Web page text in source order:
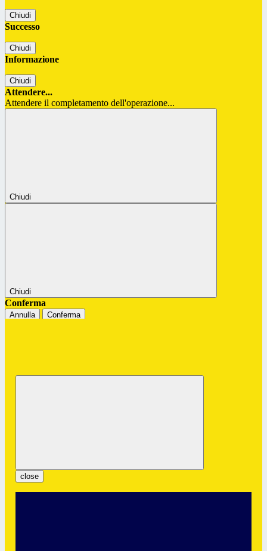
Chiudi
Successo
Chiudi
Informazione
Chiudi
Attendere...
Attendere il completamento dell'operazione...
Chiudi
Chiudi
Conferma
Annulla Conferma
close